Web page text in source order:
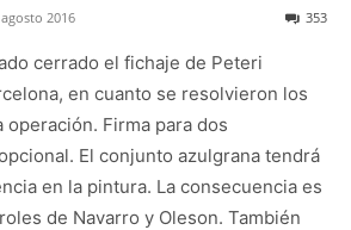
2016 353
cerrado el fichaje de Peteri
en cuanto se resolvieron los
Firma para dos
El conjunto azulgrana tendrá
en la pintura. La consecuencia es
de Navarro y Oleson. También